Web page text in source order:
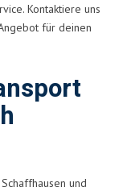
Kontaktiere uns
für deinen
und